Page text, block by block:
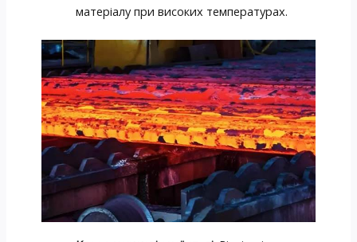
матеріалу при високих температурах.